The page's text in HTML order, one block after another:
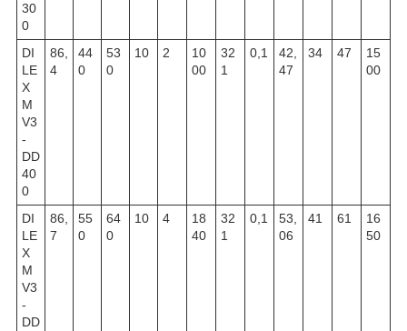
30
0
DI
LE
X
M
V3
-
DD
40
0
86,
4
44
0
53
0
10 2
10
00
32
1
0,1
42,
47
34 47
15
00
DI
LE
X
M
V3
-
DD
86,
7
55
0
64
0
10 4
18
40
32
1
0,1
53,
06
41 61
16
50